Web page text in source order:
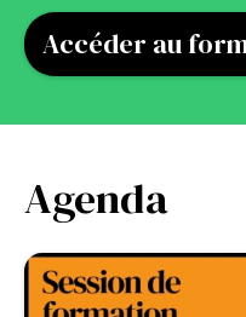
Accéder au
Agenda